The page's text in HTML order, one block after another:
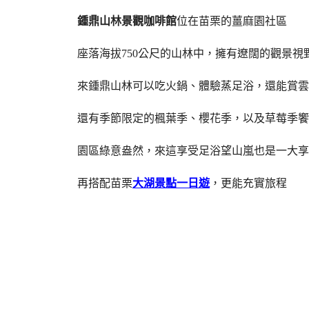
鍾鼎山林景觀咖啡館位在苗栗的薑麻園社區
座落海拔750公尺的山林中，擁有遼闊的觀景視
來鍾鼎山林可以吃火鍋、體驗蒸足浴，還能賞
還有季節限定的楓葉季、櫻花季，以及草莓季
園區綠意盎然，來這享受足浴望山嵐也是一大
再搭配苗栗大湖景點一日遊，更能充實旅程